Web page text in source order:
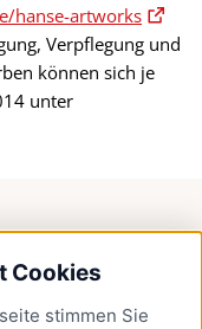
Cookies
stimmen Sie
hanse-artworks
Verpflegung und
können sich je
unter